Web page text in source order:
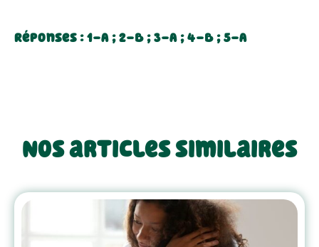
Réponses : 1-A ; 2-B ; 3-A ; 4-B ; 5-A
Nos articles similaires